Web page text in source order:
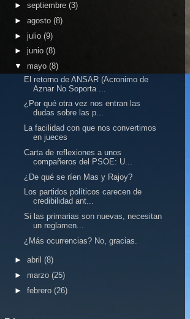
► septiembre (3)
► agosto (8)
► julio (9)
► junio (8)
▼ mayo (8)
El retorno de ANSAR (Acronimo de
Aznar No Soporta ...
¿Por qué otra vez nos entran las
dudas sobre las p...
La facilidad con que nos convertimos
en jueces
Carta de reflexiones a unos
compañeros del PSOE: U...
¿De qué se ríen Mas y Rajoy?
Los partidos políticos carecen de
credibilidad ant...
Si las primarias son nuevas, necesitan
un reglamen...
¿Más ocurrencias? No, gracias.
► abril (8)
► marzo (25)
► febrero (26)